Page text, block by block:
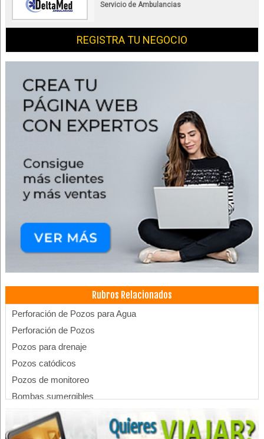
Servicio de Ambulancias
REGISTRA TU NEGOCIO
Rubros Relacionados
Perforación de Pozos para Agua
Perforación de Pozos
Pozos para drenaje
Pozos catódicos
Pozos de monitoreo
Bombas sumergibles
Sellado de pozos
Sondeos eléctricos